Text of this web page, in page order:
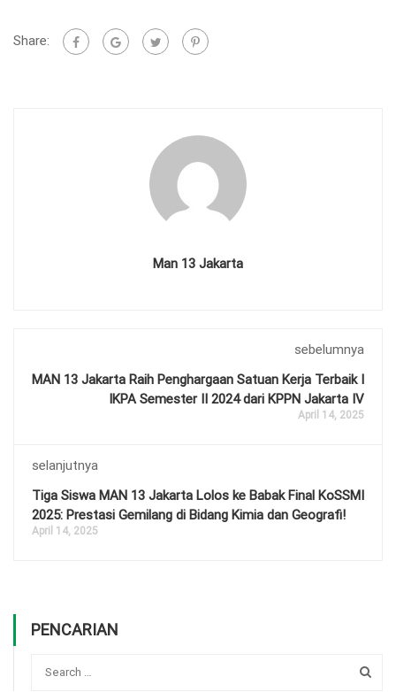
Share:
Man 13 Jakarta
sebelumnya
MAN 13 Jakarta Raih Penghargaan Satuan Kerja Terbaik I
IKPA Semester II 2024 dari KPPN Jakarta IV
April 14, 2025
selanjutnya
Tiga Siswa MAN 13 Jakarta Lolos ke Babak Final KoSSMI
2025: Prestasi Gemilang di Bidang Kimia dan Geografi!
April 14, 2025
PENCARIAN